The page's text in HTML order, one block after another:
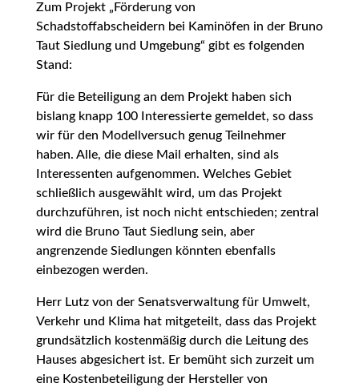
Zum Projekt „Förderung von
Schadstoffabscheidern bei Kaminöfen in der Bruno
Taut Siedlung und Umgebung“ gibt es folgenden
Stand:
Für die Beteiligung an dem Projekt haben sich
bislang knapp 100 Interessierte gemeldet, so dass
wir für den Modellversuch genug Teilnehmer
haben. Alle, die diese Mail erhalten, sind als
Interessenten aufgenommen. Welches Gebiet
schließlich ausgewählt wird, um das Projekt
durchzuführen, ist noch nicht entschieden; zentral
wird die Bruno Taut Siedlung sein, aber
angrenzende Siedlungen könnten ebenfalls
einbezogen werden.
Herr Lutz von der Senatsverwaltung für Umwelt,
Verkehr und Klima hat mitgeteilt, dass das Projekt
grundsätzlich kostenmäßig durch die Leitung des
Hauses abgesichert ist. Er bemüht sich zurzeit um
eine Kostenbeteiligung der Hersteller von